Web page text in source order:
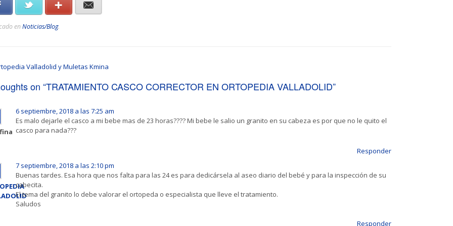
Facebook Twitter Google+
enNoticias/Blog.
Valladolid y Muletas Kmina
on “TRATAMIENTO CASCO CORRECTOR EN ORTOPEDIA VALLADOLID”
6 septiembre, 2018 a las 7:25 am
Es malo dejarle el casco a mi bebe mas de 23 horas???? Mi bebe le salio un granito en su cabeza es por que no le quito el
casco para nada???
Responder
7 septiembre, 2018 a las 2:10 pm
Buenas tardes. Esa hora que nos falta para las 24 es para dedicársela al aseo diario del bebé y para la inspección de su
cabecita.
El tema del granito lo debe valorar el ortopeda o especialista que lleve el tratamiento.
Saludos
Responder